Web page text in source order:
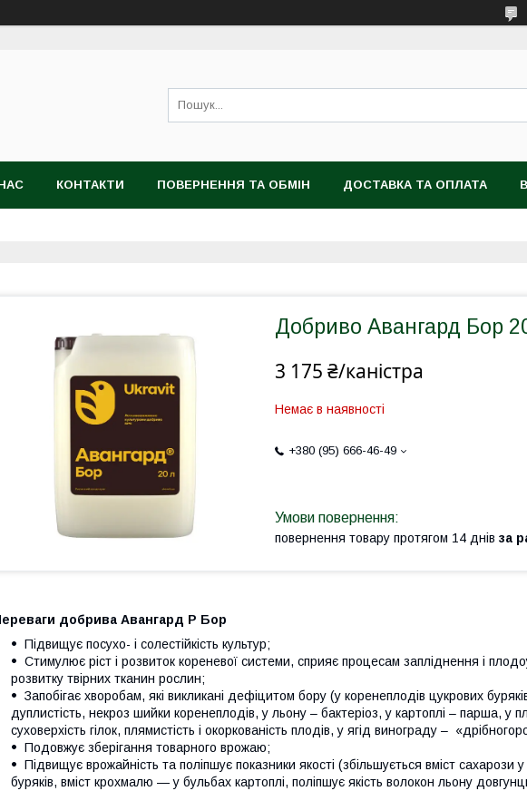
КОНТАКТИ ПОВЕРНЕННЯ ТА ОБМІН ДОСТАВКА ТА ОПЛАТА
Добриво Авангард Бор
3 175 ₴/каністра
Немає в наявності
+380 (95) 666-46-49
повернення товару протягом 14 днів за
добрива Авангард Р Бор
Підвищує посухо- і солестійкість культур;
Стимулює ріст і розвиток кореневої системи, сприяє процесам запліднення і
розвитку твірних тканин рослин;
Запобігає хворобам, які викликані дефіцитом бору (у коренеплодів цукрових
дуплистість, некроз шийки коренеплодів, у льону – бактеріоз, у картоплі – парша, у
суховерхість гілок, плямистість і окоркованість плодів, у ягід винограду –
Подовжує зберігання товарного врожаю;
Підвищує врожайність та поліпшує показники якості (збільшується вміст сахарози
буряків, вміст крохмалю — у бульбах картоплі, поліпшує якість волокон льону